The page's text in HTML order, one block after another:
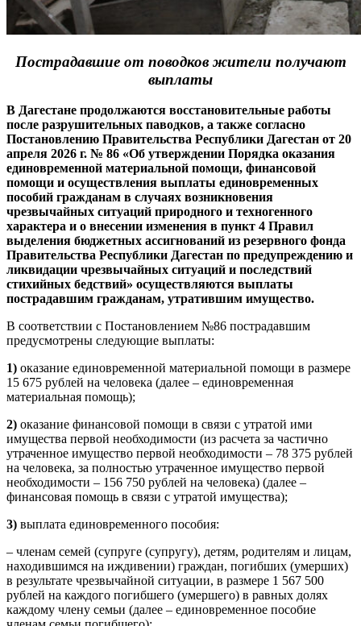
Пострадавшие от поводков жители получают
выплаты
В Дагестане продолжаются восстановительные работы
после разрушительных паводков, а также согласно
Постановлению Правительства Республики Дагестан от 20
апреля 2026 г. № 86 «Об утверждении Порядка оказания
единовременной материальной помощи, финансовой
помощи и осуществления выплаты единовременных
пособий гражданам в случаях возникновения
чрезвычайных ситуаций природного и техногенного
характера и о внесении изменения в пункт 4 Правил
выделения бюджетных ассигнований из резервного фонда
Правительства Республики Дагестан по предупреждению и
ликвидации чрезвычайных ситуаций и последствий
стихийных бедствий» осуществляются выплаты
пострадавшим гражданам, утратившим имущество.
В соответствии с Постановлением №86 пострадавшим
предусмотрены следующие выплаты:
1) оказание единовременной материальной помощи в размере
15 675 рублей на человека (далее – единовременная
материальная помощь);
2) оказание финансовой помощи в связи с утратой ими
имущества первой необходимости (из расчета за частично
утраченное имущество первой необходимости – 78 375 рублей
на человека, за полностью утраченное имущество первой
необходимости – 156 750 рублей на человека) (далее –
финансовая помощь в связи с утратой имущества);
3) выплата единовременного пособия:
– членам семей (супруге (супругу), детям, родителям и лицам,
находившимся на иждивении) граждан, погибших (умерших)
в результате чрезвычайной ситуации, в размере 1 567 500
рублей на каждого погибшего (умершего) в равных долях
каждому члену семьи (далее – единовременное пособие